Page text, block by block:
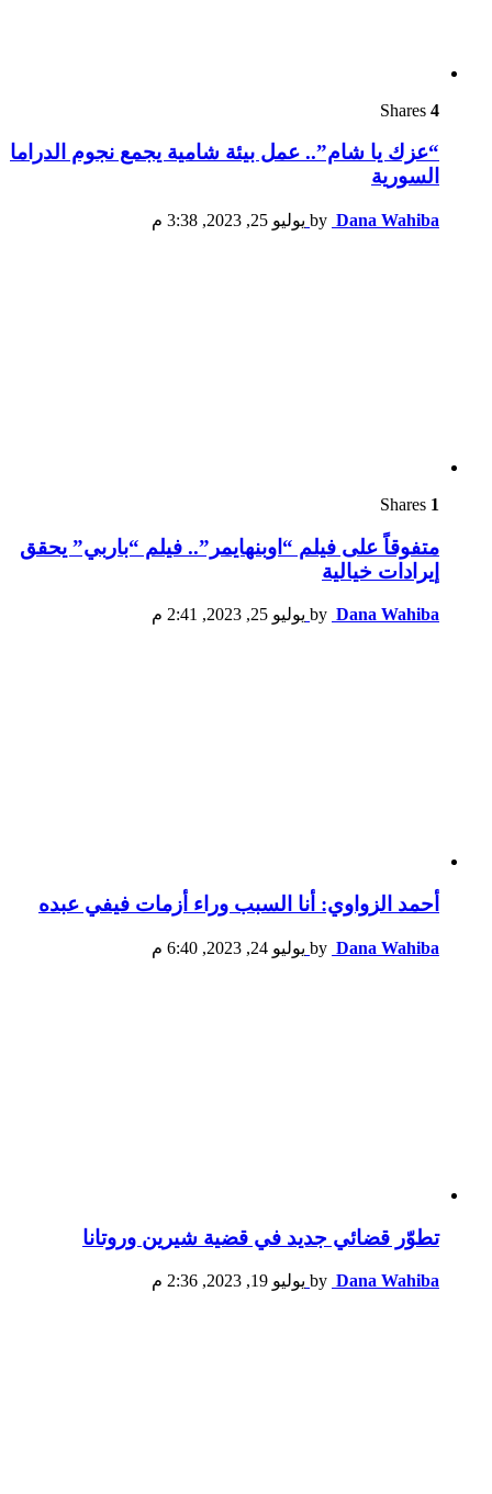
4
“عزك يا شام”.. عمل بيئة شامية يجمع نجوم الدراما
السورية
by Dana Wahiba يوليو 25, 2023, 3:38 م
1
متفوقاً على فيلم “اوبنهايمر”.. فيلم “باربي” يحقق
إيرادات خيالية
by Dana Wahiba يوليو 25, 2023, 2:41 م
أحمد الزواوي: أنا السبب وراء أزمات فيفي عبده
by Dana Wahiba يوليو 24, 2023, 6:40 م
تطوّر قضائي جديد في قضية شيرين وروتانا
by Dana Wahiba يوليو 19, 2023, 2:36 م